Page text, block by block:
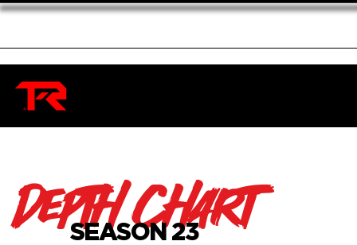
Depth Chart
SEASON 23